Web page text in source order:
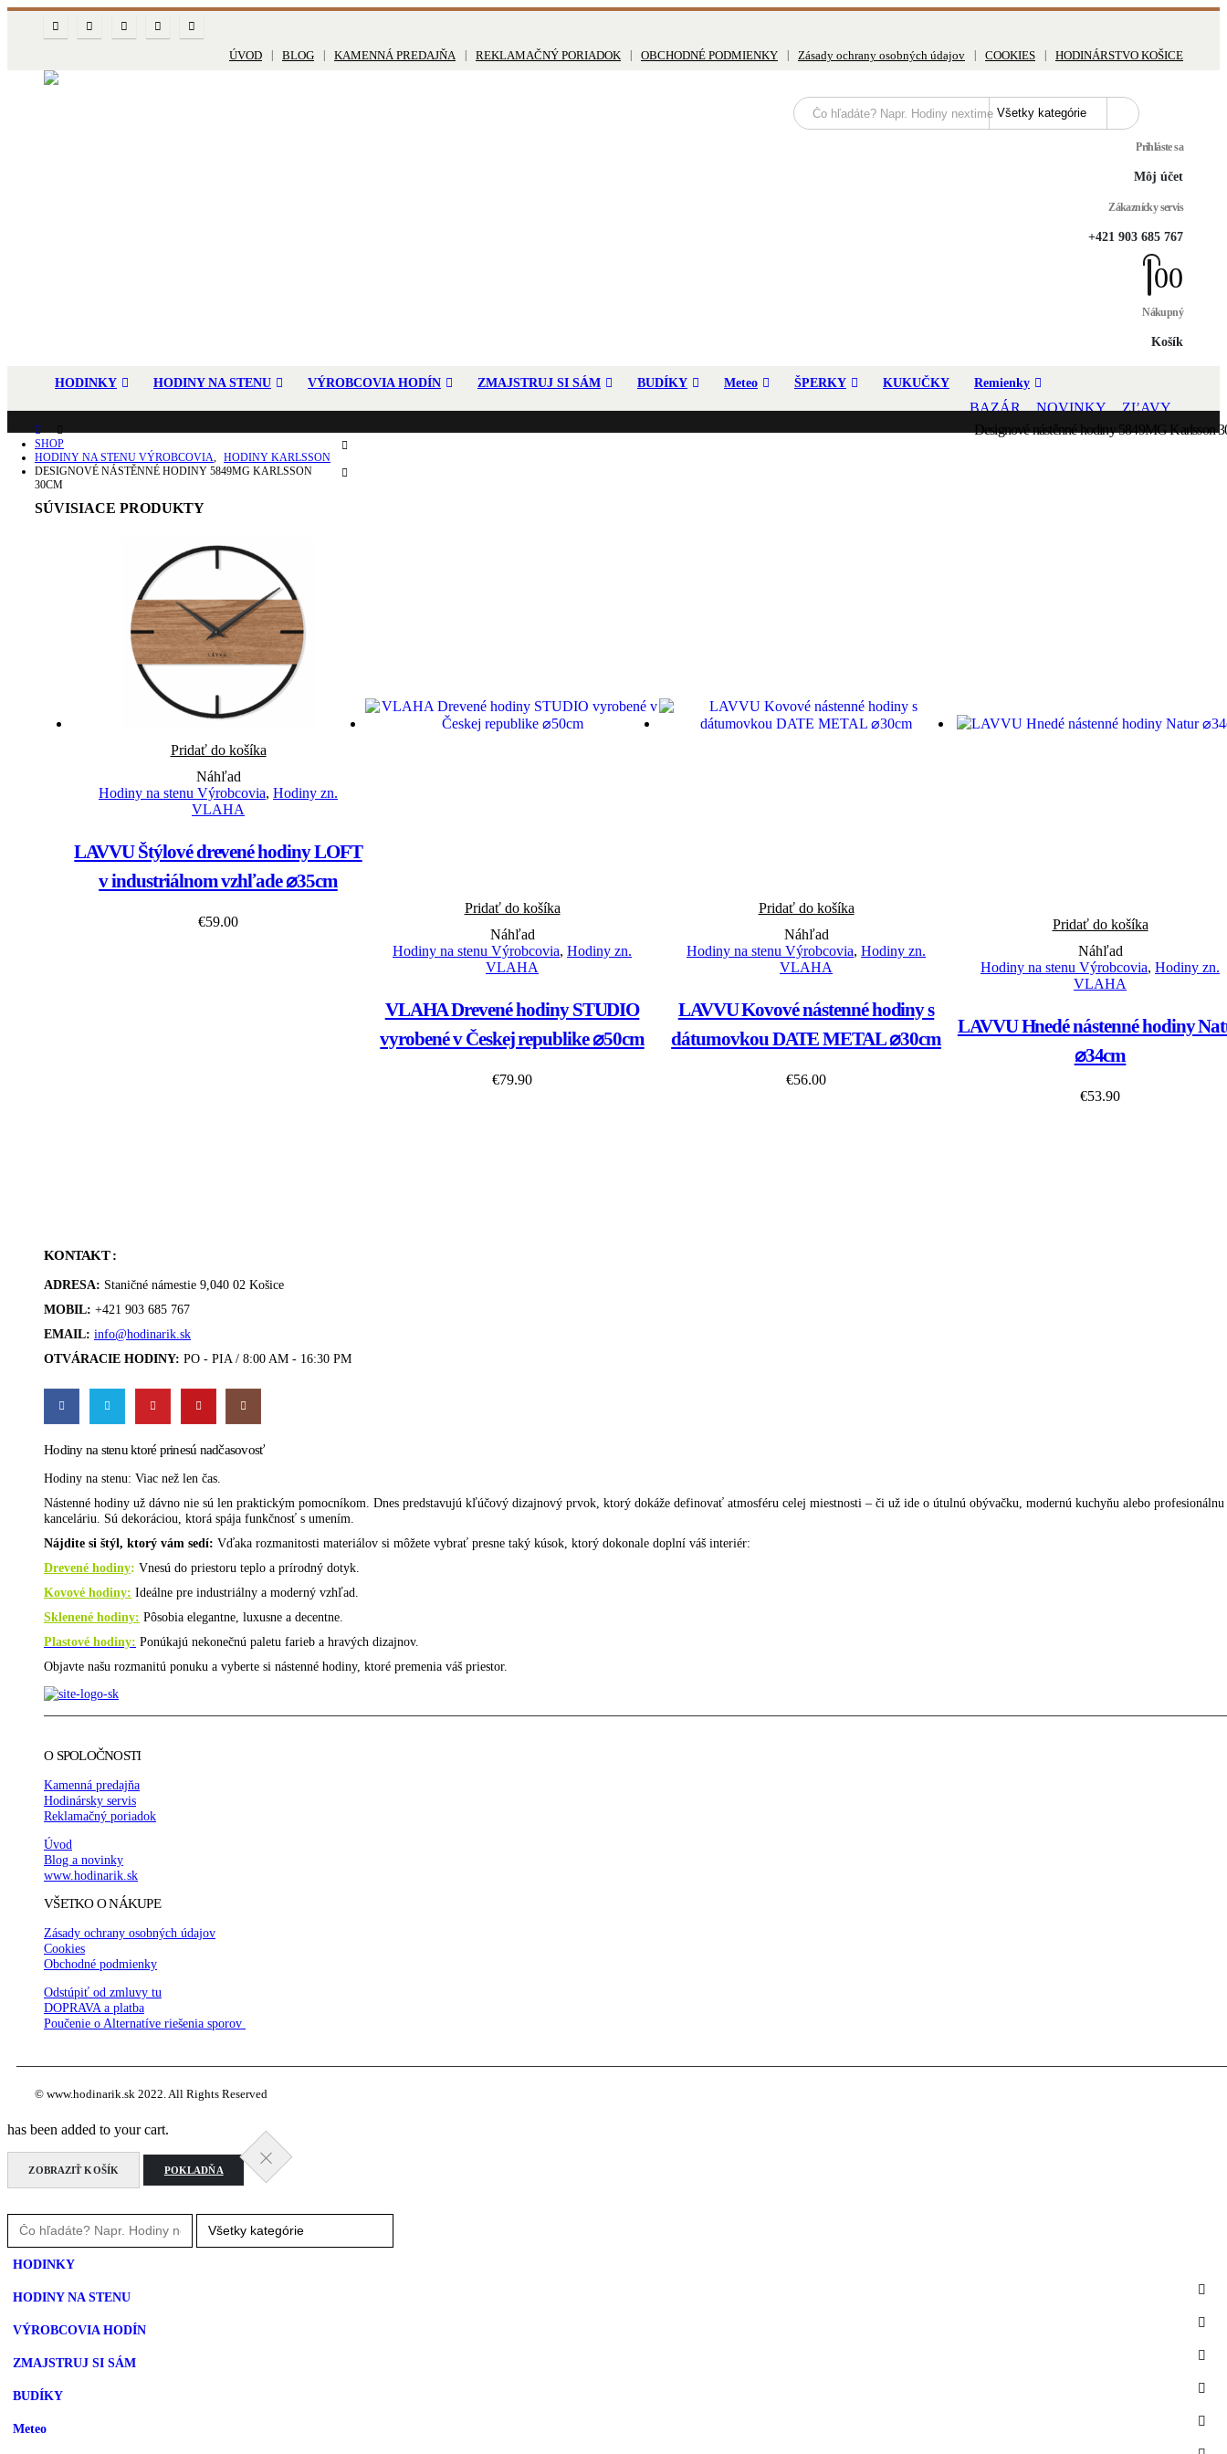
ÚVOD BLOG KAMENNÁ PREDAJŇA REKLAMAČNÝ PORIADOK OBCHODNÉ PODMIENKY Zásady ochrany osobných údajov COOKIES HODINÁRSTVO KOŠICE
Prihláste sa
Môj účet
Zákaznícky servis
+421 903 685 767
00
Nákupný
Košík
HODINKY HODINY NA STENU VÝROBCOVIA HODÍN ZMAJSTRUJ SI SÁM BUDÍKY Meteo ŠPERKY KUKUČKY Remienky
BAZÁR NOVINKY
ZĽAVY
Designové nástěnné hodiny 5849MG Karlsson
SHOP
HODINY NA STENU VÝROBCOVIA, HODINY KARLSSON
DESIGNOVÉ NÁSTĚNNÉ HODINY 5849MG KARLSSON
30CM
SÚVISIACE PRODUKTY
Pridať do košíka
Náhľad
Hodiny na stenu Výrobcovia, Hodiny zn.
VLAHA
LAVVU Štýlové drevené hodiny LOFT
v industriálnom vzhľade ⌀35cm
€59.00
Pridať do košíka
Náhľad
Hodiny na stenu Výrobcovia, Hodiny zn.
VLAHA
VLAHA Drevené hodiny STUDIO
vyrobené v Českej republike ⌀50cm
€79.90
Pridať do košíka
Náhľad
Hodiny na stenu Výrobcovia, Hodiny zn.
VLAHA
LAVVU Kovové nástenné hodiny s
dátumovkou DATE METAL ⌀30cm
€56.00
Pridať do košíka
Náhľad
Hodiny na stenu Výrobcovia, Hodiny zn.
VLAHA
LAVVU Hnedé nástenné hodiny
⌀34cm
€53.90
KONTAKT :
ADRESA: Staničné námestie 9,040 02 Košice
MOBIL: +421 903 685 767
EMAIL: info@hodinarik.sk
OTVÁRACIE HODINY: PO - PIA / 8:00 AM - 16:30 PM
Hodiny na stenu ktoré prinesú nadčasovosť
Hodiny na stenu: Viac než len čas.
Nástenné hodiny už dávno nie sú len praktickým pomocníkom. Dnes predstavujú kľúčový dizajnový prvok, ktorý dokáže definovať atmosféru celej miestnosti – či už ide o útulnú obývačku, modernú kuchyňu alebo profesionálnu
kanceláriu. Sú dekoráciou, ktorá spája funkčnosť s umením.
Nájdite si štýl, ktorý vám sedí: Vďaka rozmanitosti materiálov si môžete vybrať presne taký kúsok, ktorý dokonale doplní váš interiér:
Drevené hodiny: Vnesú do priestoru teplo a prírodný dotyk.
Kovové hodiny: Ideálne pre industriálny a moderný vzhľad.
Sklenené hodiny: Pôsobia elegantne, luxusne a decentne.
Plastové hodiny: Ponúkajú nekonečnú paletu farieb a hravých dizajnov.
Objavte našu rozmanitú ponuku a vyberte si nástenné hodiny, ktoré premenia váš priestor.
O SPOLOČNOSTI
Kamenná predajňa
Hodinársky servis
Reklamačný poriadok
Úvod
Blog a novinky
www.hodinarik.sk
VŠETKO O NÁKUPE
Zásady ochrany osobných údajov
Cookies
Obchodné podmienky
Odstúpiť od zmluvy tu
DOPRAVA a platba
Poučenie o Alternatíve riešenia sporov
© www.hodinarik.sk 2022. All Rights Reserved
has been added to your cart.
ZOBRAZIŤ KOŠÍK POKLADŇA
HODINKY
HODINY NA STENU
VÝROBCOVIA HODÍN
ZMAJSTRUJ SI SÁM
BUDÍKY
Meteo